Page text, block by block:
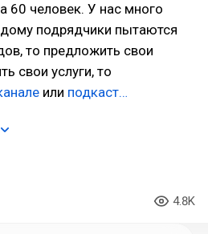
60 человек. У нас много
подрядчики пытаются
то предложить свои
свои услуги, то
или подкаст…
4.8K